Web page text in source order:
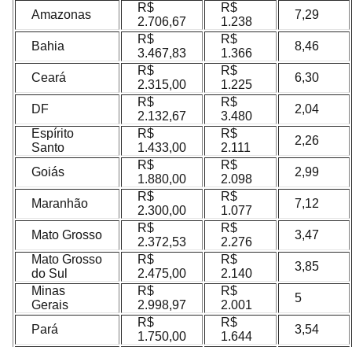
Amazonas
R$
2.706,67
R$
1.238
7,29
Bahia
R$
3.467,83
R$
1.366
8,46
Ceará
R$
2.315,00
R$
1.225
6,30
DF
R$
2.132,67
R$
3.480
2,04
Espírito
Santo
R$
1.433,00
R$
2.111
2,26
Goiás
R$
1.880,00
R$
2.098
2,99
Maranhão
R$
2.300,00
R$
1.077
7,12
Mato Grosso
R$
2.372,53
R$
2.276
3,47
Mato Grosso
do Sul
R$
2.475,00
R$
2.140
3,85
Minas
Gerais
R$
2.998,97
R$
2.001
5
Pará
R$
1.750,00
R$
1.644
3,54